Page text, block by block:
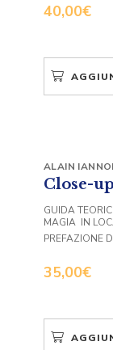
40,00€
Close-
35,00€
ALAIN
GUIDA
MAGIA IN
PREFAZIONE